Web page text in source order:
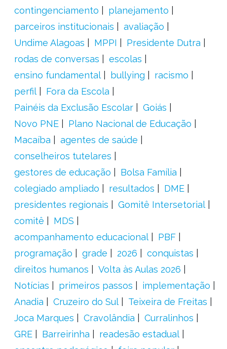
contingenciamento
planejamento
parceiros institucionais
avaliação
Undime Alagoas
MPPI
Presidente Dutra
rodas de conversas
escolas
ensino fundamental
bullying
racismo
perfil
Fora da Escola
Painéis da Exclusão Escolar
Goiás
Novo PNE
Plano Nacional de Educação
Macaíba
agentes de saúde
conselheiros tutelares
gestores de educação
Bolsa Família
colegiado ampliado
resultados
DME
presidentes regionais
Gomitê Intersetorial
comitê
MDS
acompanhamento educacional
PBF
programação
grade 2026
conquistas
direitos humanos
Volta às Aulas 2026
Notícias
primeiros passos
implementação
Anadia
Cruzeiro do Sul
Teixeira de Freitas
Joca Marques
Cravolândia
Curralinhos
GRE
Barreirinha
readesão estadual